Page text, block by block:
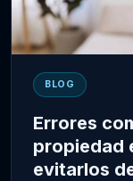
BLOG
Errores
propiedad
evitarlos